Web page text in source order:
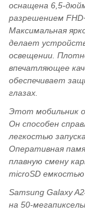
оснащена 6,5-
разрешением
Максимальная
делает
освещении.
впечатляющее
обеспечивает
глазах.
Этот мобильник
Он способен
легкостью
Оперативная
плавную смену
microSD
Samsung Galaxy
на 50-